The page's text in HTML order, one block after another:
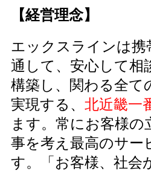
【経営理念】
エックスラインは携
通して、安心して相
構築し、関わる全て
実現する、 北近畿一
ます。常にお客様の
事を考え最高のサー
す。「お客様、社会